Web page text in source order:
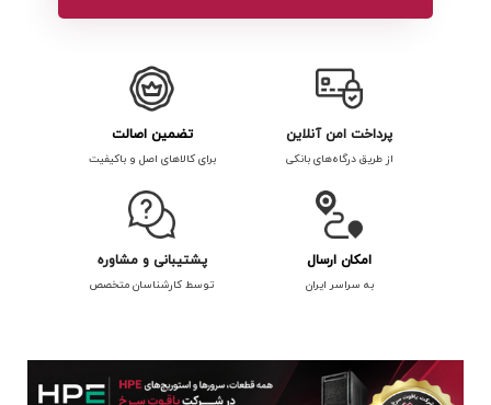
پرداخت امن آنلاین
از طریق درگاه‌های بانکی
تضمین اصالت
برای کالاهای اصل و باکیفیت
امکان ارسال
به سراسر ایران
پشتیبانی و مشاوره
توسط کارشناسان متخصص